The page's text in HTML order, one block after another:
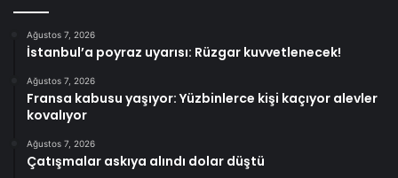
Ağustos 7, 2026
İstanbul’a poyraz uyarısı: Rüzgar kuvvetlenecek!
Ağustos 7, 2026
Fransa kabusu yaşıyor: Yüzbinlerce kişi kaçıyor alevler
kovalıyor
Ağustos 7, 2026
Çatışmalar askıya alındı dolar düştü